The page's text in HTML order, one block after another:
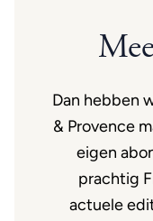
Dan hebben
& Provence
eigen
prachtig
actuele